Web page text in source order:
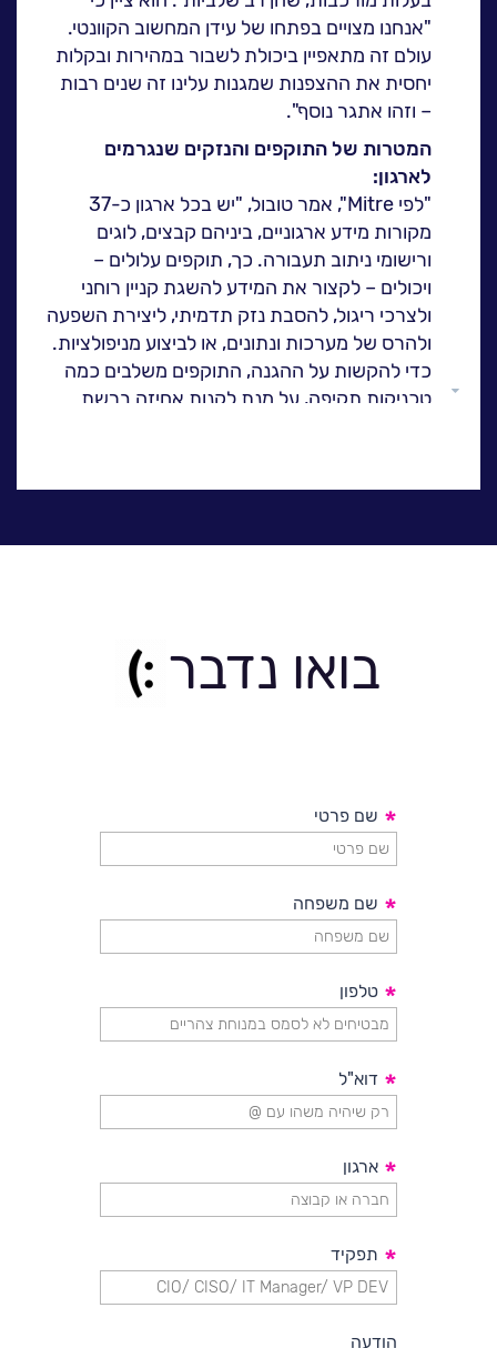
לעבוד בנס
אירועים וכנסים
פודקאסט
וובינרים מומלצים
דברו איתנו
"אנחנו מצויים בפתחו של עידן המחשוב הקוונטי.
עולם זה מתאפיין ביכולת לשבור במהירות ובקלות
יחסית את ההצפנות שמגנות עלינו זה שנים רבות
– וזהו אתגר נוסף".
המטרות של התוקפים והנזקים שנגרמים
לארגון:
"לפי Mitre", אמר טובול, "יש בכל ארגון כ-37
מקורות מידע ארגוניים, ביניהם קבצים, לוגים
ורישומי ניתוב תעבורה. כך, תוקפים עלולים –
ויכולים – לקצור את המידע להשגת קניין רוחני
ולצרכי ריגול, להסבת נזק תדמיתי, ליצירת השפעה
ולהרס של מערכות ונתונים, או לביצוע מניפולציות.
כדי להקשות על ההגנה, התוקפים משלבים כמה
טכניקות תקיפה, על מנת לקנות אחיזה ברשת
לכתבה המלאה>>
גלול
בואו נדבר
שם פרטי *
שם משפחה *
טלפון *
דוא"ל *
ארגון *
תפקיד *
הודעה